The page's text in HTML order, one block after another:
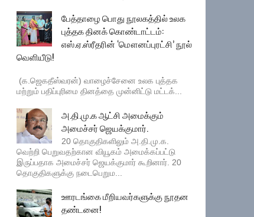
பேத்தாழை பொது நூலகத்தில் உலக
புத்தக தினக் கொண்டாட்டம்:
எஸ்.ஏ.ஸ்ரீதரின் ‘மௌனப்புரட்சி’ நூல்
வெளியீடு!
(க.ஜெகதீஸ்வரன்) வாழைச்சேனை உலக புத்தக
மற்றும் பதிப்புரிமை தினத்தை முன்னிட்டு மட்டக்...
அ.தி.மு.க ஆட்சி அமைக்கும்
அமைச்சர் ஜெயக்குமார்.
20 தொகுதிகளிலும் அ.தி.மு.க.
வெற்றி பெறுவதற்கான வியூகம் அமைக்கப்பட்டு
இருப்பதாக அமைச்சர் ஜெயக்குமார் கூறினார். 20
தொகுதிகளுக்கு நடைபெறும...
ஊரடங்கை மீறியவர்களுக்கு நூதன
தண்டனை!